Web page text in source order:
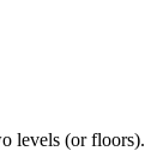
levels (or floors).